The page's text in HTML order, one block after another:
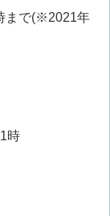
まで(※2021年
時